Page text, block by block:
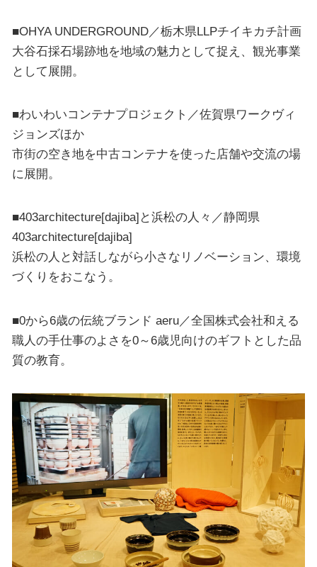
■OHYA UNDERGROUND／栃木県LLPチイキカチ計画
大谷石採石場跡地を地域の魅力として捉え、観光事業
として展開。
■わいわいコンテナプロジェクト／佐賀県ワークヴィ
ジョンズほか
市街の空き地を中古コンテナを使った店舗や交流の場
に展開。
■403architecture[dajiba]と浜松の人々／静岡県
403architecture[dajiba]
浜松の人と対話しながら小さなリノベーション、環境
づくりをおこなう。
■0から6歳の伝統ブランド aeru／全国株式会社和える
職人の手仕事のよさを0～6歳児向けのギフトとした品
質の教育。